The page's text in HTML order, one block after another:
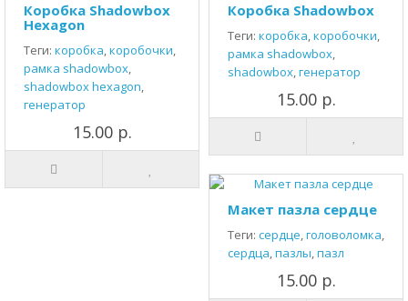
Коробка Shadowbox
Hexagon
Теги: коробка,коробочки,
рамка shadowbox,
shadowbox hexagon,
генератор
15.00 р.
Коробка Shadowbox
Теги: коробка,коробочки,
рамка shadowbox,
shadowbox,генератор
15.00 р.
Макет пазла сердце
Теги: сердце,головоломка,
сердца,пазлы,пазл
15.00 р.